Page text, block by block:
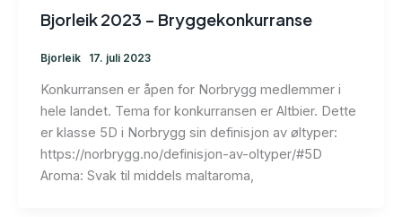
Bjorleik 2023 – Bryggekonkurranse
Bjorleik 17. juli 2023
Konkurransen er åpen for Norbrygg medlemmer i
hele landet. Tema for konkurransen er Altbier. Dette
er klasse 5D i Norbrygg sin definisjon av øltyper:
https://norbrygg.no/definisjon-av-oltyper/#5D
Aroma: Svak til middels maltaroma,